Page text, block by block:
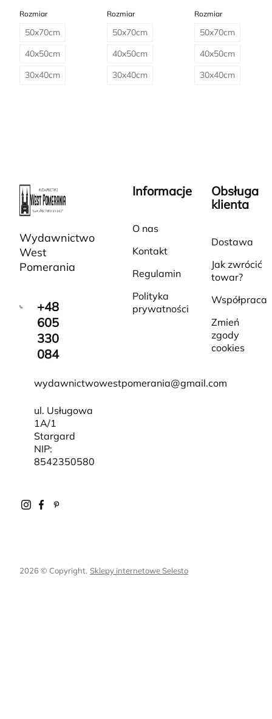
Rozmiar
50x70cm
40x50cm
30x40cm
Rozmiar
50x70cm
40x50cm
30x40cm
Rozmiar
50x70cm
40x50cm
30x40cm
Wydawnictwo
West
Pomerania
+48
605
330
084
wydawnictwowestpomerania@gmail.com
ul. Usługowa
1A/1
Stargard
NIP:
8542350580
Informacje
O nas
Kontakt
Regulamin
Polityka
prywatności
Obsługa
klienta
Dostawa
Jak zwrócić
towar?
Współpraca
Zmień
zgody
cookies
2026 © Copyright. Sklepy internetowe Selesto